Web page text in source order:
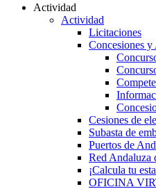
Actividad
Actividad
Licitaciones
Concesiones
Cesiones de
Subasta de
Puertos de
Red Andaluza
¡Calcula tu
OFICINA